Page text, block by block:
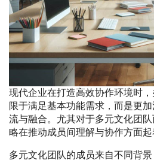
现代企业在打造高效协作环境时
限于满足基本功能需求，而是更
流与融合。尤其对于多元文化团
略在推动成员间理解与协作方面起
多元文化团队的成员来自不同背